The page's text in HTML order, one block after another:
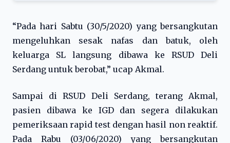
“Pada hari Sabtu (30/5/2020) yang bersangkutan
mengeluhkan sesak nafas dan batuk, oleh
keluarga SL langsung dibawa ke RSUD Deli
Serdang untuk berobat,” ucap Akmal.
Sampai di RSUD Deli Serdang, terang Akmal,
pasien dibawa ke IGD dan segera dilakukan
pemeriksaan rapid test dengan hasil non reaktif.
Pada Rabu (03/06/2020) yang bersangkutan